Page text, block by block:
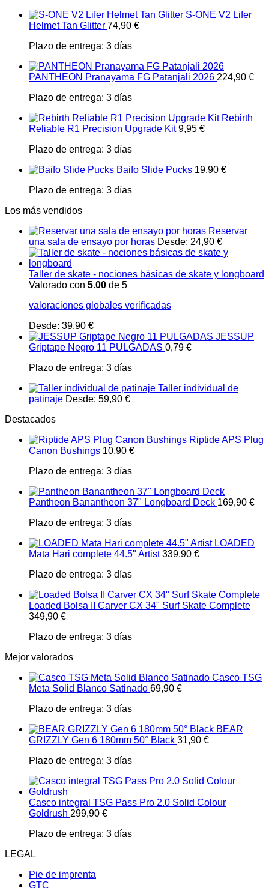
S-ONE V2 Lifer
Helmet Tan Glitter 74,90 €
Plazo de entrega: 3 días
PANTHEON Pranayama FG Patanjali 2026 224,90 €
Plazo de entrega: 3 días
Rebirth
Reliable R1 Precision Upgrade Kit 9,95 €
Plazo de entrega: 3 días
Baifo Slide Pucks 19,90 €
Plazo de entrega: 3 días
Los más vendidos
Reservar
una sala de ensayo por horas Desde: 24,90 €
Taller de skate - nociones básicas de skate y longboard
Valorado con 5.00 de 5
valoraciones globales verificadas
Desde: 39,90 €
JESSUP
Griptape Negro 11 PULGADAS 0,79 €
Plazo de entrega: 3 días
Taller individual de
patinaje Desde: 59,90 €
Destacados
Riptide APS Plug
Canon Bushings 10,90 €
Plazo de entrega: 3 días
Pantheon Banantheon 37" Longboard Deck 169,90 €
Plazo de entrega: 3 días
LOADED
Mata Hari complete 44.5" Artist 339,90 €
Plazo de entrega: 3 días
Loaded Bolsa II Carver CX 34" Surf Skate Complete
349,90 €
Plazo de entrega: 3 días
Mejor valorados
Casco TSG
Meta Solid Blanco Satinado 69,90 €
Plazo de entrega: 3 días
BEAR
GRIZZLY Gen 6 180mm 50° Black 31,90 €
Plazo de entrega: 3 días
Casco integral TSG Pass Pro 2.0 Solid Colour
Goldrush 299,90 €
Plazo de entrega: 3 días
LEGAL
Pie de imprenta
GTC